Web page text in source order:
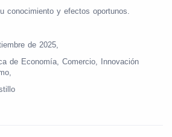
conocimiento y efectos oportunos.
de 2025,
de Economía, Comercio, Innovación